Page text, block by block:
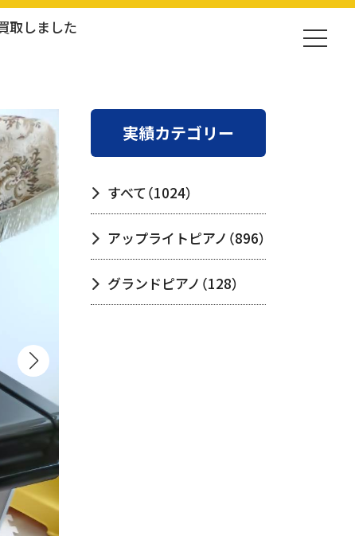
取しました
実績カテゴリー
すべて （1024）
アップライトピアノ （896）
グランドピアノ （128）